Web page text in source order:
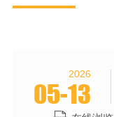
2026
05-13